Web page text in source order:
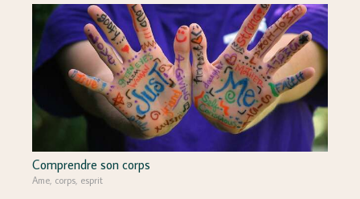
Comprendre son corps
Ame, corps, esprit